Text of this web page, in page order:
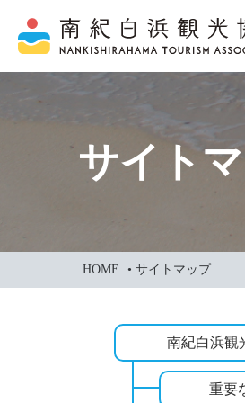
サイト
HOME • サイトマップ
南紀白浜観
重要